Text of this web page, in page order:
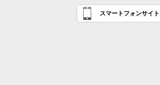
スマートフォンサイト